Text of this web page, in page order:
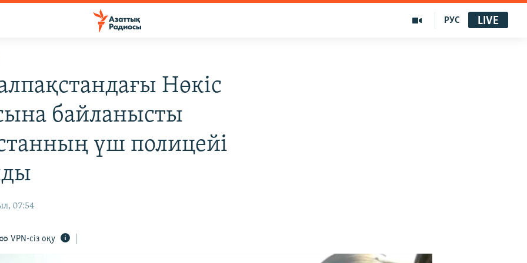
РУС LIVE
Нөкіс
байланысты
үш полицейі
07:54
VPN-сіз оқу